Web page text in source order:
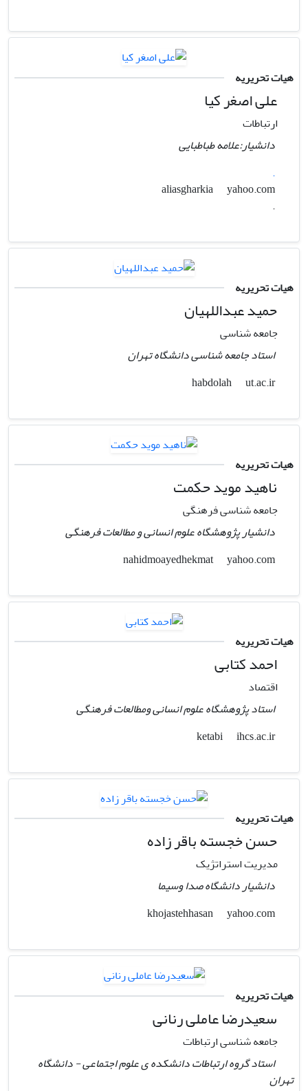
هیات تحریریه
علی اصغر کیا
ارتباطات
دانشیار:علامه طباطبایی
.
yahoo.com
.
هیات تحریریه
حمید عبداللهیان
جامعه شناسی
استاد جامعه شناسی دانشگاه تهران
habdolah
ut.ac.ir
هیات تحریریه
ناهید موید حکمت
جامعه شناسی فرهنگی
دانشیار پژوهشگاه علوم انسانی و مطالعات فرهنگی
yahoo.com
هیات تحریریه
احمد کتابی
اقتصاد
استاد پژوهشگاه علوم انسانی ومطالعات فرهنگی
ketabi
ihcs.ac.ir
هیات تحریریه
حسن خجسته باقر زاده
مدیریت استراتژیک
دانشیار دانشگاه صدا وسیما
yahoo.com
هیات تحریریه
سعیدرضا عاملی رنانی
جامعه شناسی ارتباطات
استاد گروه ارتباطات دانشکده ی علوم اجتماعی - دانشگاه
تهران